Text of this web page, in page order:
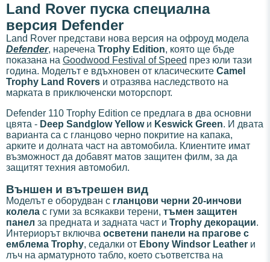
Land Rover пуска специална
версия Defender
Land Rover представи нова версия на офроуд модела
Defender, наречена Trophy Edition, която ще бъде
показана на Goodwood Festival of Speed през юли тази
година. Моделът е вдъхновен от класическите Camel
Trophy Land Rovers и отразява наследството на
марката в приключенски моторспорт.
Defender 110 Trophy Edition се предлага в два основни
цвята - Deep Sandglow Yellowи Keswick Green. И двата
варианта са с гланцово черно покритие на капака,
арките и долната част на автомобила. Клиентите имат
възможност да добавят матов защитен филм, за да
защитят техния автомобил.
Външен и вътрешен вид
Моделът е оборудван с гланцови черни 20-инчови
колела с гуми за всякакви терени, тъмен защитен
панел за предната и задната част и Trophy декорации.
Интериорът включва осветени панели на прагове с
емблема Trophy, седалки от Ebony Windsor Leather и
лъч на арматурното табло, което съответства на